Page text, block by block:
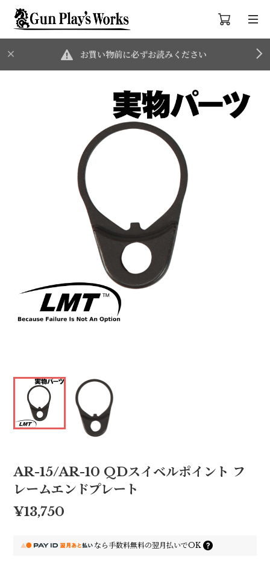
お買い物前に必ずお読みください
AR-15/AR-10 QDスイベルポイント フ
レームエンドプレート
¥13,750
なら手数料無料の翌月払いでOK